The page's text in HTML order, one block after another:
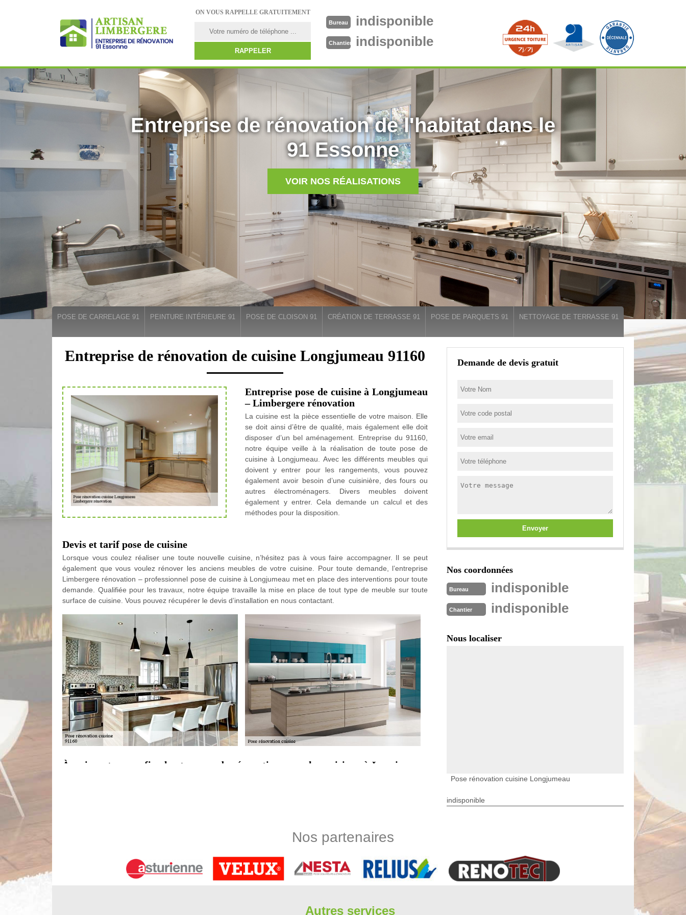
ON VOUS RAPPELLE GRATUITEMENT
Bureau indisponible
Chantier indisponible
Entreprise de rénovation de l'habitat dans le
91 Essonne
VOIR NOS RÉALISATIONS
POSE DE CARRELAGE 91 PEINTURE INTÉRIEURE 91 POSE DE CLOISON 91 CRÉATION DE TERRASSE 91 POSE DE PARQUETS 91 NETTOYAGE DE TERRASSE 91
Entreprise de rénovation de cuisine Longjumeau 91160
Entreprise pose de cuisine à Longjumeau
– Limbergere rénovation
La cuisine est la pièce essentielle de votre maison. Elle
se doit ainsi d’être de qualité, mais également elle doit
disposer d’un bel aménagement. Entreprise du 91160,
notre équipe veille à la réalisation de toute pose de
cuisine à Longjumeau. Avec les différents meubles qui
doivent y entrer pour les rangements, vous pouvez
également avoir besoin d’une cuisinière, des fours ou
autres électroménagers. Divers meubles doivent
également y entrer. Cela demande un calcul et des
méthodes pour la disposition.
Devis et tarif pose de cuisine
Lorsque vous coulez réaliser une toute nouvelle cuisine, n’hésitez pas à vous faire accompagner. Il se peut
également que vous voulez rénover les anciens meubles de votre cuisine. Pour toute demande, l’entreprise
Limbergere rénovation – professionnel pose de cuisine à Longjumeau met en place des interventions pour toute
demande. Qualifiée pour les travaux, notre équipe travaille la mise en place de tout type de meuble sur toute
surface de cuisine. Vous pouvez récupérer le devis d’installation en nous contactant.
À qui peut-on confier les travaux de rénovation pour les cuisines à Longjumeau
Vous venez d’acquérir une cuisine ? L’équipe Limbergere rénovation est à votre service pour réaliser tout besoin
d’installation. Composée de professionnels, nous disposons différentes solutions pour optimiser les espaces de
doit bien entendu vous procurer tout le confort que vous en attendez. Vous pouvez faire votre demande auprès
Demande de devis gratuit
Nos coordonnées
Bureau indisponible
Chantier indisponible
Nous localiser
Pose rénovation cuisine Longjumeau
indisponible
Nos partenaires
Autres services